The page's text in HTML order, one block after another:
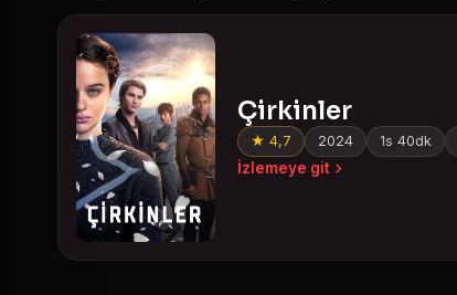
Çirkinler
★ 4,7 2024 1s 40dk
İzlemeye git